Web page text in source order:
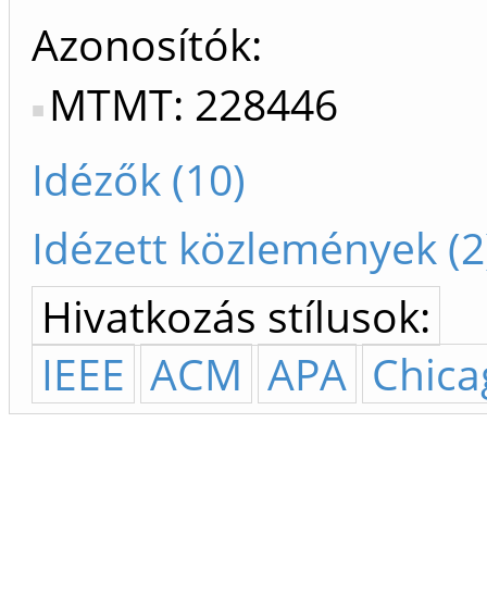
Azonosítók
MTMT: 228446
Idézők (10)
Idézett közlemények
Hivatkozás stílusok:
IEEE ACM APA